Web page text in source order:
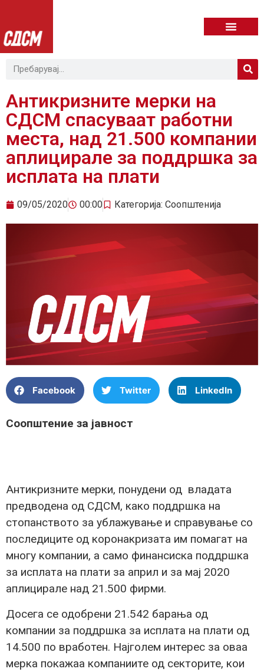
Антикризните мерки на
СДСМ спасуваат работни
места, над 21.500 компании
аплицирале за поддршка за
исплата на плати
09/05/2020 00:00 Категорија: Соопштенија
Facebook Twitter LinkedIn
Соопштение за јавност
Антикризните мерки, понудени од владата
предводена од СДСМ, како поддршка на
стопанството за ублажување и справување со
последиците од коронакризата им помагат на
многу компании, а само финансиска поддршка
за исплата на плати за април и за мај 2020
аплицирале над 21.500 фирми.
Досега се одобрени 21.542 барања од
компании за поддршка за исплата на плати од
14.500 по вработен. Најголем интерес за оваа
мерка покажаа компаниите од секторите, кои